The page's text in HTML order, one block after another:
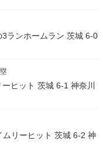
ランホームラン 茨城 6-0
ヒット 茨城 6-1 神奈川
リーヒット 茨城 6-2 神